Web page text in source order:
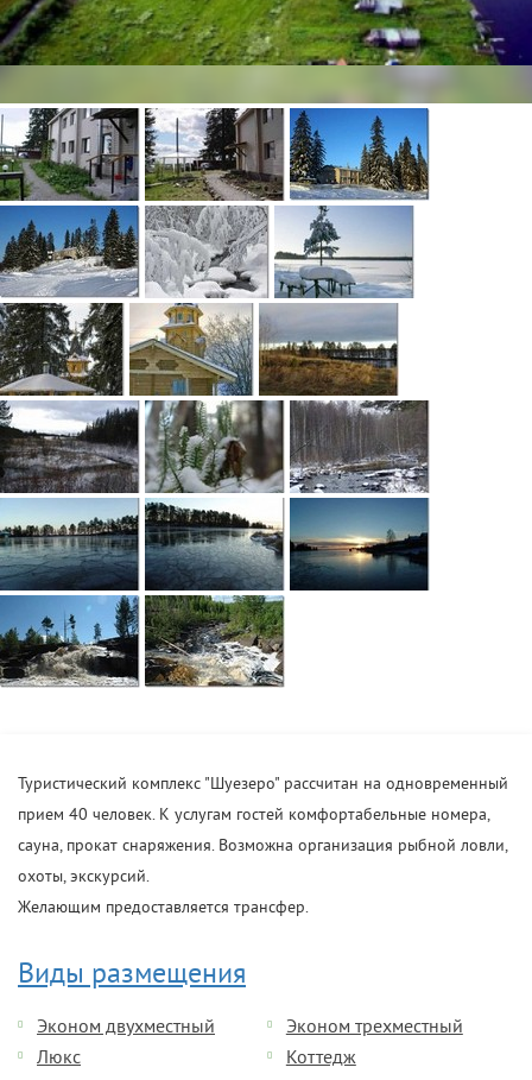
Туристический комплекс "Шуезеро" рассчитан на одновременный
прием 40 человек. К услугам гостей комфортабельные номера,
сауна, прокат снаряжения. Возможна организация рыбной ловли,
охоты, экскурсий.
Желающим предоставляется трансфер.
Виды размещения
Эконом двухместный
Эконом трехместный
Люкс
Коттедж